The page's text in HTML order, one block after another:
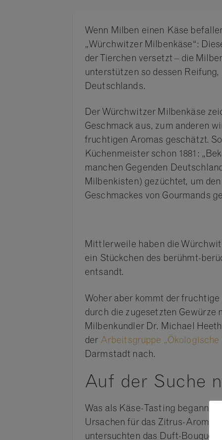
Wenn Milben einen Käse
„Würchwitzer Milbenkäse“:
der Tierchen versetzt – die
unterstützen so dessen
Deutschlands.
Der Würchwitzer Milbenkäse
Geschmack aus, zum anderen
fruchtigen Aromas geschätzt.
Küchenmeister schon 1881:
manchen Gegenden
Milbenkisten) gezüchtet, um
Geschmackes von Gourmands
Mittlerweile haben die
ein Stückchen des berühmt-
entsandt.
Woher aber kommt der
durch die zugesetzten
Milbenkundler Dr. Michael
der Arbeitsgruppe
Darmstadt nach.
Auf der Suche
Was als Käse-Tasting begann,
Ursachen für das Zitrus-Aroma.
untersuchten das Duft-Bouquet